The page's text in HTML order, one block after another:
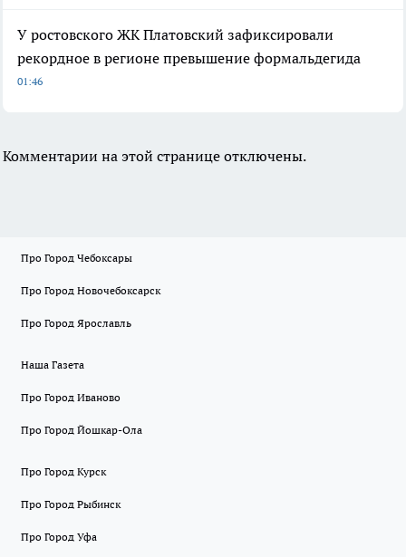
У ростовского ЖК Платовский зафиксировали
рекордное в регионе превышение формальдегида
01:46
Комментарии на этой странице отключены.
Про Город Чебоксары
Про Город Новочебоксарск
Про Город Ярославль
Наша Газета
Про Город Иваново
Про Город Йошкар-Ола
Про Город Курск
Про Город Рыбинск
Про Город Уфа